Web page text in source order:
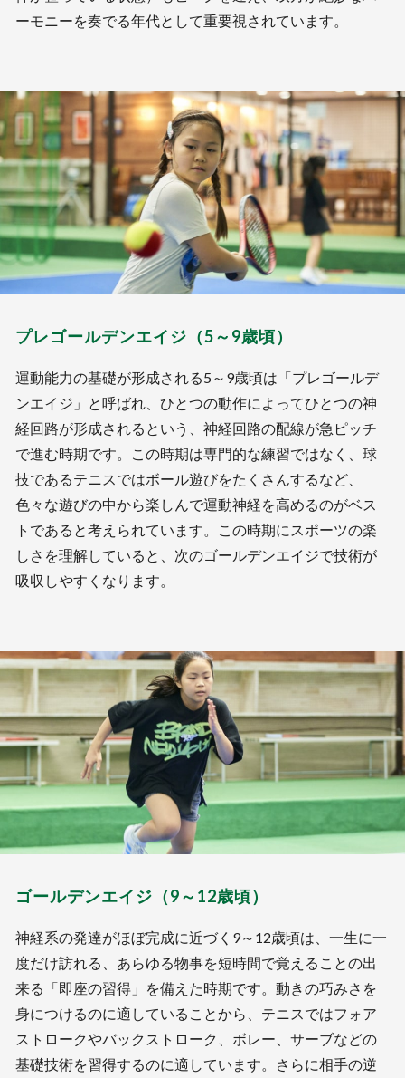
ーモニーを奏でる年代として重要視されています。
プレゴールデンエイジ（5～9歳頃）
運動能力の基礎が形成される5～9歳頃は「プレゴールデ
ンエイジ」と呼ばれ、ひとつの動作によってひとつの神
経回路が形成されるという、神経回路の配線が急ピッチ
で進む時期です。この時期は専門的な練習ではなく、球
技であるテニスではボール遊びをたくさんするなど、
色々な遊びの中から楽しんで運動神経を高めるのがベス
トであると考えられています。この時期にスポーツの楽
しさを理解していると、次のゴールデンエイジで技術が
吸収しやすくなります。
ゴールデンエイジ（9～12歳頃）
神経系の発達がほぼ完成に近づく9～12歳頃は、一生に一
度だけ訪れる、あらゆる物事を短時間で覚えることの出
来る「即座の習得」を備えた時期です。動きの巧みさを
身につけるのに適していることから、テニスではフォア
ストロークやバックストローク、ボレー、サーブなどの
基礎技術を習得するのに適しています。さらに相手の逆